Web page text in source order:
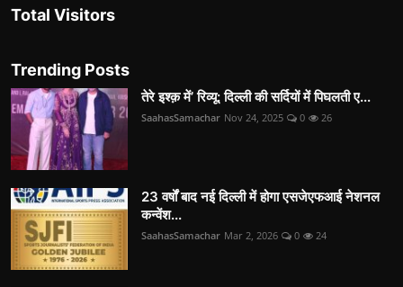
Total Visitors
Trending Posts
तेरे इश्क़ में’ रिव्यू: दिल्ली की सर्दियों में पिघलती ए...
SaahasSamachar Nov 24, 2025 0 26
23 वर्षों बाद नई दिल्ली में होगा एसजेएफआई नेशनल
कन्वेंश...
SaahasSamachar Mar 2, 2026 0 24